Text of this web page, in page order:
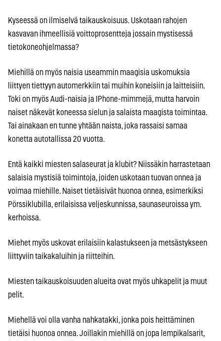
Kyseessä on ilmiselvä taikauskoisuus. Uskotaan rahojen
kasvavan ihmeellisiä voittoprosentteja jossain mystisessä
tietokoneohjelmassa?
Miehillä on myös naisia useammin maagisia uskomuksia
liittyen tiettyyn automerkkiin tai muihin koneisiin ja laitteisiin.
Toki on myös Audi-naisia ja IPhone-mimmejä, mutta harvoin
naiset näkevät koneessa sielun ja salaista maagista toimintaa.
Tai ainakaan en tunne yhtään naista, joka rassaisi samaa
konetta autotallissa 20 vuotta.
Entä kaikki miesten salaseurat ja klubit? Niissäkin harrastetaan
salaisia mystisiä toimintoja, joiden uskotaan tuovan onnea ja
voimaa miehille. Naiset tietäisivät huonoa onnea, esimerkiksi
Pörssiklubilla, erilaisissa veljeskunnissa, saunaseuroissa ym.
kerhoissa.
Miehet myös uskovat erilaisiin kalastukseen ja metsästykseen
liittyviin taikakaluihin ja riitteihin.
Miesten taikauskoisuuden alueita ovat myös uhkapelit ja muut
pelit.
Miehellä voi olla vanha nahkatakki, jonka pois heittäminen
tietäisi huonoa onnea. Joillakin miehillä on jopa lempikalsarit,